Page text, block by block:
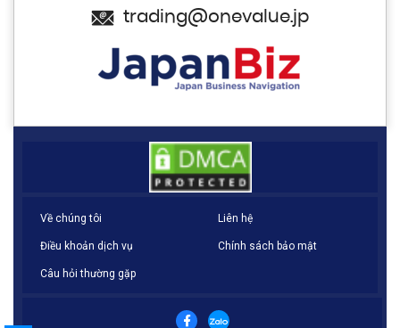
trading@onevalue.jp
Về chúng tôi Liên hệ
Điều khoản dịch vụ Chính sách bảo mật
Câu hỏi thường gặp